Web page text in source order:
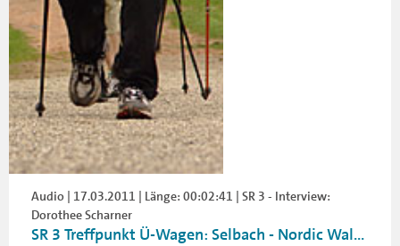
Audio | 17.03.2011 | Länge: 00:02:41 | SR 3 - Interview:
Dorothee Scharner
SR 3 Treffpunkt Ü-Wagen: Selbach - Nordic Wal...